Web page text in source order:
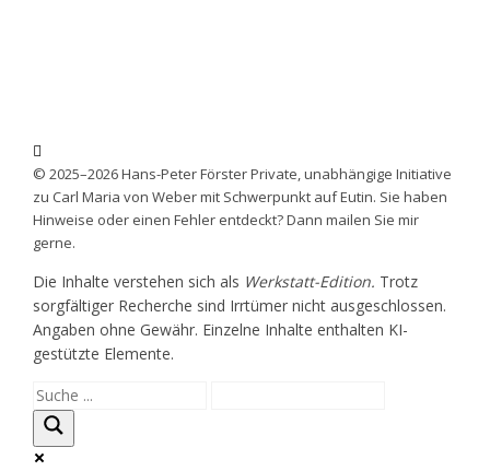
© 2025–2026 Hans-Peter Förster Private, unabhängige Initiative
zu Carl Maria von Weber mit Schwerpunkt auf Eutin. Sie haben
Hinweise oder einen Fehler entdeckt? Dann mailen Sie mir
gerne.
Die Inhalte verstehen sich als Werkstatt-Edition. Trotz
sorgfältiger Recherche sind Irrtümer nicht ausgeschlossen.
Angaben ohne Gewähr. Einzelne Inhalte enthalten KI-
gestützte Elemente.